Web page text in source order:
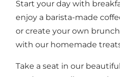
Start your day with
enjoy a barista-made
or create your own
with our homemade
Take a seat in our